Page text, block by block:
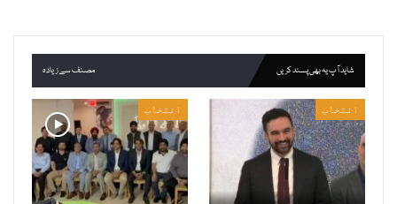
شاید آپ یہ بھی پسند کریں مصنف سے زیادہ
انتخاب انتخاب